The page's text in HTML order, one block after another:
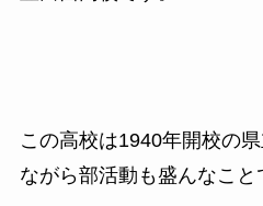
この高校は1940年開校の
ながら部活動も盛んなこと